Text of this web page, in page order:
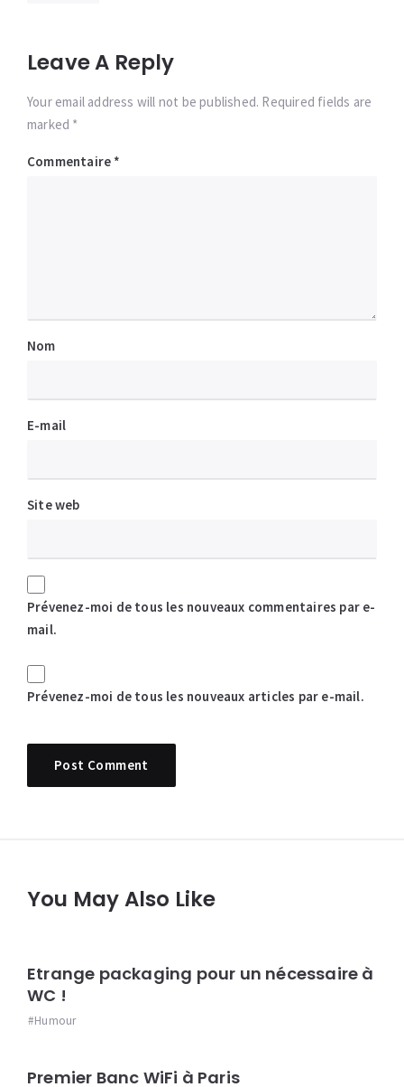
Leave A Reply
Your email address will not be published. Required fields are
marked *
Commentaire *
Nom
E-mail
Site web
Prévenez-moi de tous les nouveaux commentaires par e-
mail.
Prévenez-moi de tous les nouveaux articles par e-mail.
You May Also Like
Etrange packaging pour un nécessaire à
WC !
Humour
Premier Banc WiFi à Paris